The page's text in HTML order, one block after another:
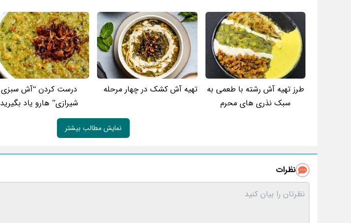
طرز تهیه آش رشته با طعمی به
سبک نذری های محرم
تهیه آش کشک در چهار مرحله
درست کردن “آش سبزی
شیرازی” هارو یاد بگیرید
نمایش مطالب بیشتر
نظرات